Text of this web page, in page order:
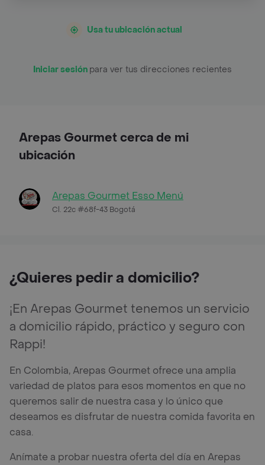
Usa tu ubicación actual
Iniciar sesión para ver tus direcciones recientes
Arepas Gourmet cerca de mi
ubicación
Arepas Gourmet Esso Menú
Cl. 22c #68f-43 Bogotá
¿Quieres pedir a domicilio?
¡En Arepas Gourmet tenemos un servicio
a domicilio rápido, práctico y seguro con
Rappi!
En Colombia, Arepas Gourmet ofrece una amplia
variedad de platos para esos momentos en que no
queremos salir de nuestra casa y lo único que
deseamos es disfrutar de nuestra comida favorita en
casa.
Anímate a probar nuestra oferta del día en Arepas